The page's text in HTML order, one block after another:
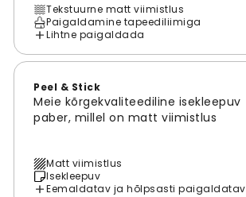
Tekstuurne matt viimistlus
Paigaldamine tapeediliimiga
Lihtne paigaldada
Peel & Stick
Meie kõrgekvaliteediline isekleepuv
paber, millel on matt viimistlus
Matt viimistlus
Isekleepuv
Eemaldatav ja hõlpsasti paigaldatav